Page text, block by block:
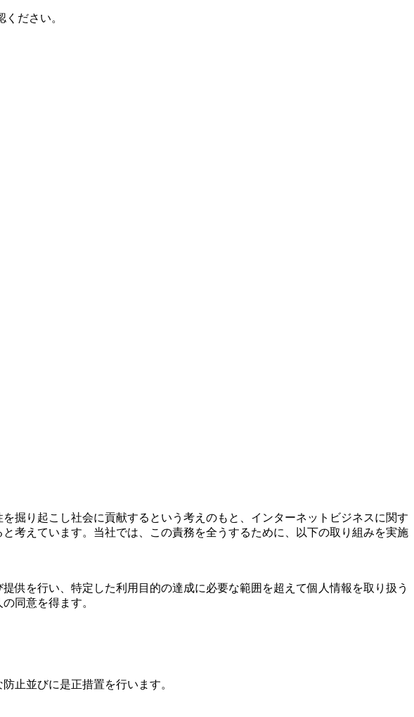
ください。
掘り起こし社会に貢献するという考えのもと、インターネットビジネスに関す
考えています。当社では、この責務を全うするために、以下の取り組みを実施
供を行い、特定した利用目的の達成に必要な範囲を超えて個人情報を取り扱う
同意を得ます。
止並びに是正措置を行います。